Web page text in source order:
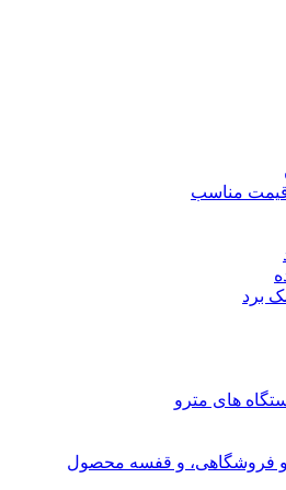
قیمت مناسب
برد
های مترو
و فروشگاهی، و قفسه محصول